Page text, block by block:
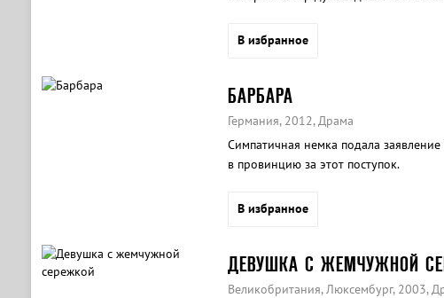
В избранное
БАРБАРА
Германия, 2012, Драма
Симпатичная немка подала
в провинцию за этот поступок.
В избранное
ДЕВУШКА С ЖЕМЧУЖНОЙ
Великобритания, Люксембург, 2003,